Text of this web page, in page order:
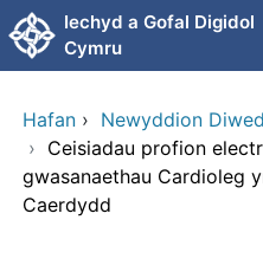
Neidio i'r prif gynnwy
Iechyd a Gofal Digidol
Cymru
Hafan › Newyddion
› Ceisiadau profion
gwasanaethau Cardioleg
Caerdydd